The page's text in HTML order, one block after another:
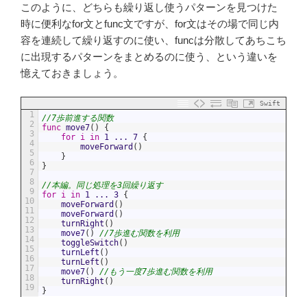
このように、どちらも繰り返し使うパターンを見つけた
時に便利なfor文とfunc文ですが、for文はその場で同じ内
容を連続して繰り返すのに使い、funcは分散してあちこち
に出現するパターンをまとめるのに使う、という違いを
憶えておきましょう。
Swift
1
2
3
4
5
6
7
8
9
10
11
12
13
14
15
16
17
18
19
//7歩前進する関数
func move7( )
{
for i in 1 ... 7 {
moveForward ( )
}
}
//本編。同じ処理を3回繰り返す
for i in 1 ... 3 {
moveForward ( )
moveForward ( )
turnRight ( )
move7( )
//7歩進む関数を利用
toggleSwitch( )
turnLeft ( )
turnLeft ( )
move7( )
//もう一度7歩進む関数を利用
turnRight ( )
}